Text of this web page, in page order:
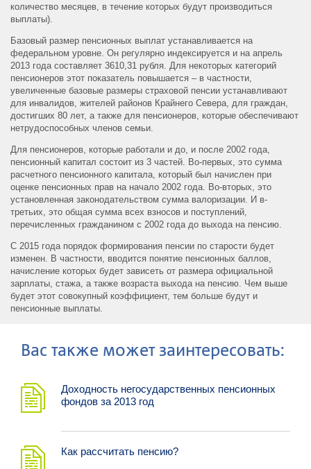
количество месяцев, в течение которых будут производиться
выплаты).
Базовый размер пенсионных выплат устанавливается на
федеральном уровне. Он регулярно индексируется и на апрель
2013 года составляет 3610,31 рубля. Для некоторых категорий
пенсионеров этот показатель повышается – в частности,
увеличенные базовые размеры страховой пенсии устанавливают
для инвалидов, жителей районов Крайнего Севера, для граждан,
достигших 80 лет, а также для пенсионеров, которые обеспечивают
нетрудоспособных членов семьи.
Для пенсионеров, которые работали и до, и после 2002 года,
пенсионный капитал состоит из 3 частей. Во-первых, это сумма
расчетного пенсионного капитала, который был начислен при
оценке пенсионных прав на начало 2002 года. Во-вторых, это
установленная законодательством сумма валоризации. И в-
третьих, это общая сумма всех взносов и поступлений,
перечисленных гражданином с 2002 года до выхода на пенсию.
С 2015 года порядок формирования пенсии по старости будет
изменен. В частности, вводится понятие пенсионных баллов,
начисление которых будет зависеть от размера официальной
зарплаты, стажа, а также возраста выхода на пенсию. Чем выше
будет этот совокупный коэффициент, тем больше будут и
пенсионные выплаты.
Ваc также может заинтересовать:
Доходность негосударственных пенсионных
фондов за 2013 год
Как рассчитать пенсию?